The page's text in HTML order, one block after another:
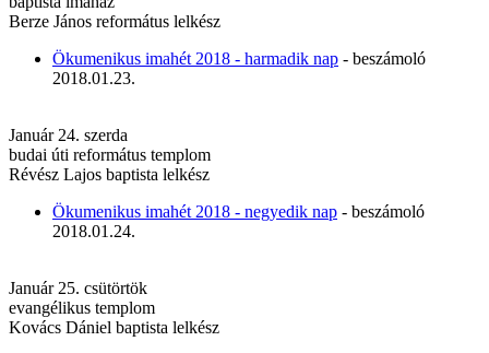
Berze János református lelkész
Ökumenikus imahét 2018 - harmadik nap - beszámoló
2018.01.23.
Január 24. szerda
budai úti református templom
Révész Lajos baptista lelkész
Ökumenikus imahét 2018 - negyedik nap - beszámoló
2018.01.24.
Január 25. csütörtök
evangélikus templom
Kovács Dániel baptista lelkész